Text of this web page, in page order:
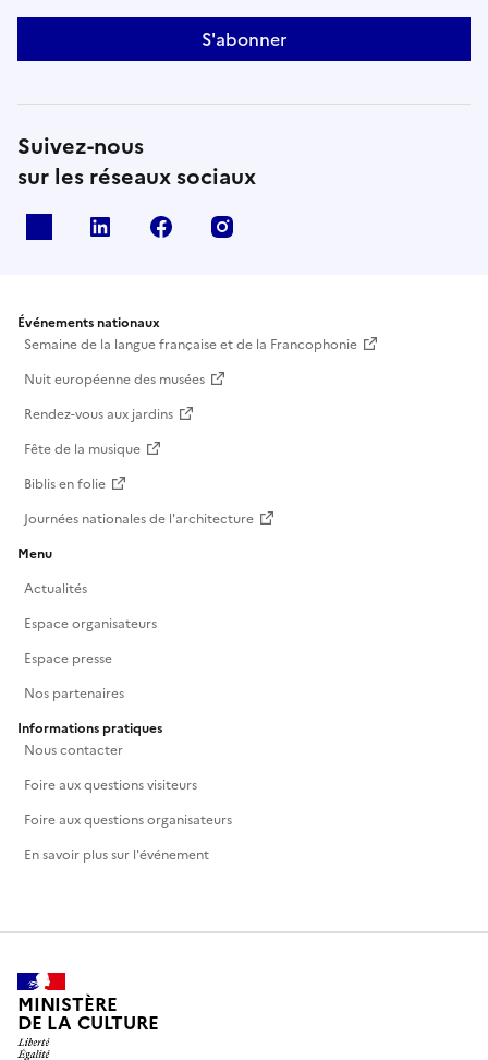
S'abonner
Suivez-nous
sur les réseaux sociaux
Linkedin Facebook
Événements nationaux
Semaine de la langue française et de la Francophonie
Nuit européenne des musées
Rendez-vous aux jardins
Fête de la musique
Biblis en folie
Journées nationales de l'architecture
Menu
Actualités
Espace organisateurs
Espace presse
Nos partenaires
Informations pratiques
Nous contacter
Foire aux questions visiteurs
Foire aux questions organisateurs
En savoir plus sur l'événement
MINISTÈRE
DE LA CULTURE